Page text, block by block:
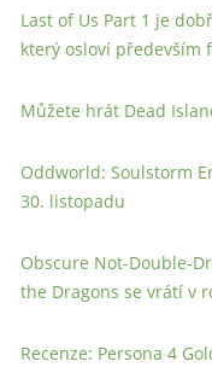
Last of Us Part 1 je
který osloví především
Můžete hrát Dead
Oddworld: Soulstorm
30. listopadu
Obscure Not-Double-
the Dragons se vrátí v
Recenze: Persona 4